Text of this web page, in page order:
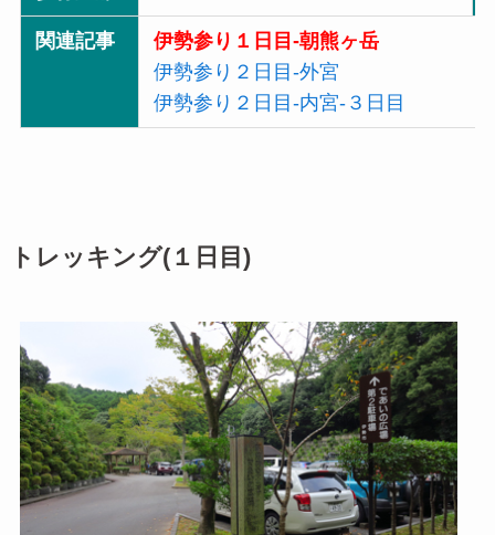
関連記事
伊勢参り１日目-朝熊ヶ岳
伊勢参り２日目-外宮
伊勢参り２日目-内宮-３日目
トレッキング(１日目)